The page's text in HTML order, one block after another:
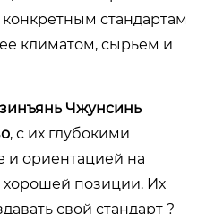
стандартам
климатом, сырьем и
Чжунсинь
, с их глубокими
и ориентацией на
хорошей позиции. Их
свой стандарт ?